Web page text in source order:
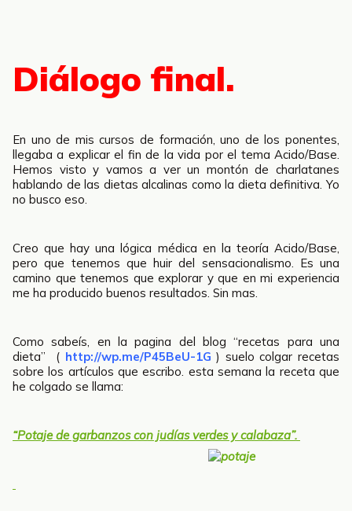
Diálogo final.
En uno de mis cursos de formación, uno de los ponentes,
llegaba a explicar el fin de la vida por el tema Acido/Base.
Hemos visto y vamos a ver un montón de charlatanes
hablando de las dietas alcalinas como la dieta definitiva. Yo
no busco eso.
Creo que hay una lógica médica en la teoría Acido/Base,
pero que tenemos que huir del sensacionalismo. Es una
camino que tenemos que explorar y que en mi experiencia
me ha producido buenos resultados. Sin mas.
Como sabeís, en la pagina del blog “recetas para una
dieta” ( http://wp.me/P45BeU-1G ) suelo colgar recetas
sobre los artículos que escribo. esta semana la receta que
he colgado se llama:
“Potaje de garbanzos con judías verdes y calabaza”.